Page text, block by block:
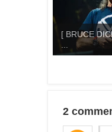
[ BRUCE
2